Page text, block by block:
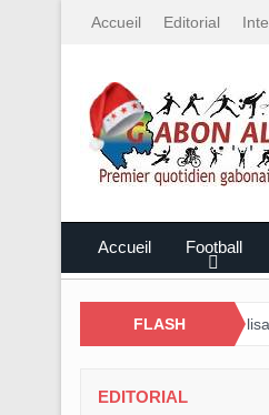
Accueil Editorial
Accueil Football
FLASH
que jamais mobilisateur !
EDITORIAL